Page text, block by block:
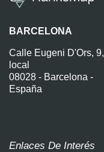
BARCELONA
Calle Eugeni D'Ors, 9,
local
08028 - Barcelona -
España
Enlaces De Interés